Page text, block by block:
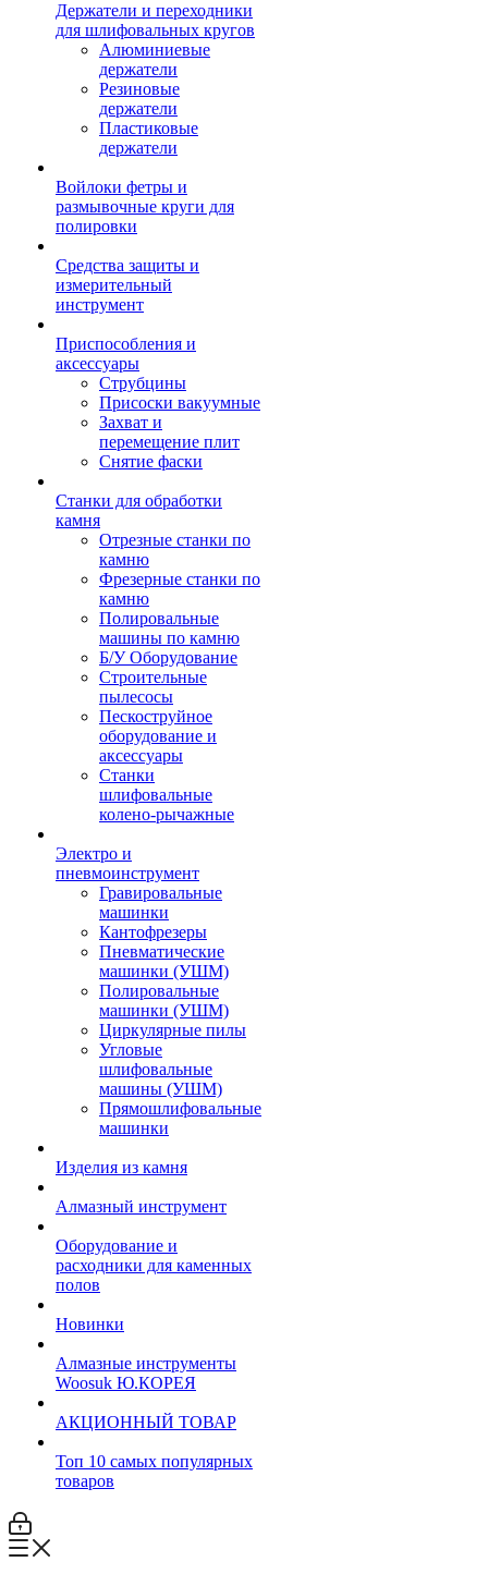
Держатели и переходники
для шлифовальных кругов
Алюминиевые
держатели
Резиновые
держатели
Пластиковые
держатели
Войлоки фетры и
размывочные круги для
полировки
Средства защиты и
измерительный
инструмент
Приспособления и
аксессуары
Струбцины
Присоски вакуумные
Захват и
перемещение плит
Снятие фаски
Станки для обработки
камня
Отрезные станки по
камню
Фрезерные станки по
камню
Полировальные
машины по камню
Б/У Оборудование
Строительные
пылесосы
Пескоструйное
оборудование и
аксессуары
Станки
шлифовальные
колено-рычажные
Электро и
пневмоинструмент
Гравировальные
машинки
Кантофрезеры
Пневматические
машинки (УШМ)
Полировальные
машинки (УШМ)
Циркулярные пилы
Угловые
шлифовальные
машины (УШМ)
Прямошлифовальные
машинки
Изделия из камня
Алмазный инструмент
Оборудование и
расходники для каменных
полов
Новинки
Алмазные инструменты
Woosuk Ю.КОРЕЯ
АКЦИОННЫЙ ТОВАР
Топ 10 самых популярных
товаров